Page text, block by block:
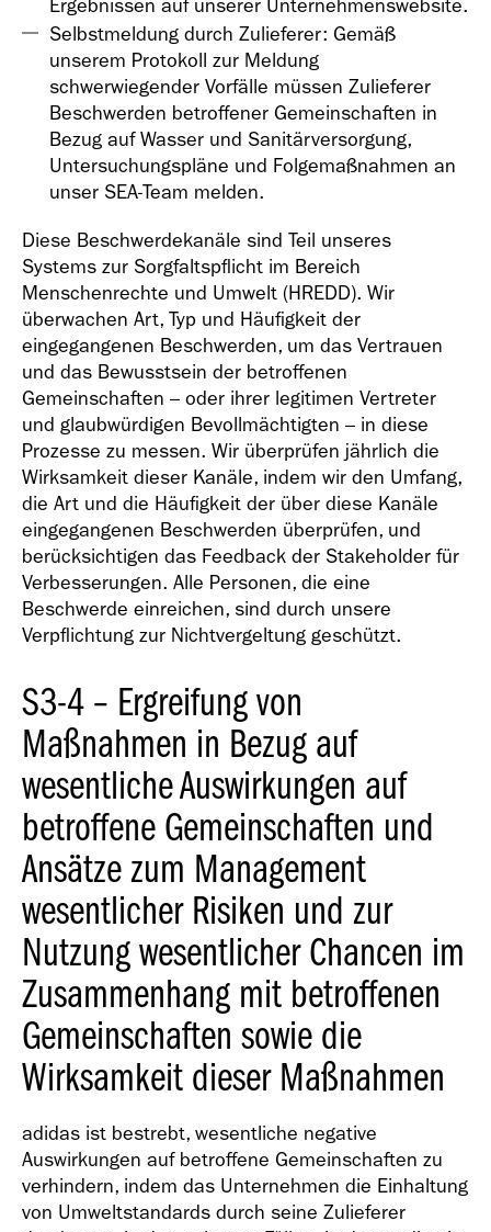
Ergebnissen auf unserer Unternehmenswebsite.
Selbstmeldung durch Zulieferer: Gemäß
unserem Protokoll zur Meldung
schwerwiegender Vorfälle müssen Zulieferer
Beschwerden betroffener Gemeinschaften in
Bezug auf Wasser und Sanitärversorgung,
Untersuchungspläne und Folgemaßnahmen an
unser SEA-Team melden.
Diese Beschwerdekanäle sind Teil unseres
Systems zur Sorgfaltspflicht im Bereich
Menschenrechte und Umwelt (HREDD). Wir
überwachen Art, Typ und Häufigkeit der
eingegangenen Beschwerden, um das Vertrauen
und das Bewusstsein der betroffenen
Gemeinschaften – oder ihrer legitimen Vertreter
und glaubwürdigen Bevollmächtigten – in diese
Prozesse zu messen. Wir überprüfen jährlich die
Wirksamkeit dieser Kanäle, indem wir den Umfang,
die Art und die Häufigkeit der über diese Kanäle
eingegangenen Beschwerden überprüfen, und
berücksichtigen das Feedback der Stakeholder für
Verbesserungen. Alle Personen, die eine
Beschwerde einreichen, sind durch unsere
Verpflichtung zur Nichtvergeltung geschützt.
S3-4 – Ergreifung von
Maßnahmen in Bezug auf
wesentliche Auswirkungen auf
betroffene Gemeinschaften und
Ansätze zum Management
wesentlicher Risiken und zur
Nutzung wesentlicher Chancen im
Zusammenhang mit betroffenen
Gemeinschaften sowie die
Wirksamkeit dieser Maßnahmen
adidas ist bestrebt, wesentliche negative
Auswirkungen auf betroffene Gemeinschaften zu
verhindern, indem das Unternehmen die Einhaltung
von Umweltstandards durch seine Zulieferer